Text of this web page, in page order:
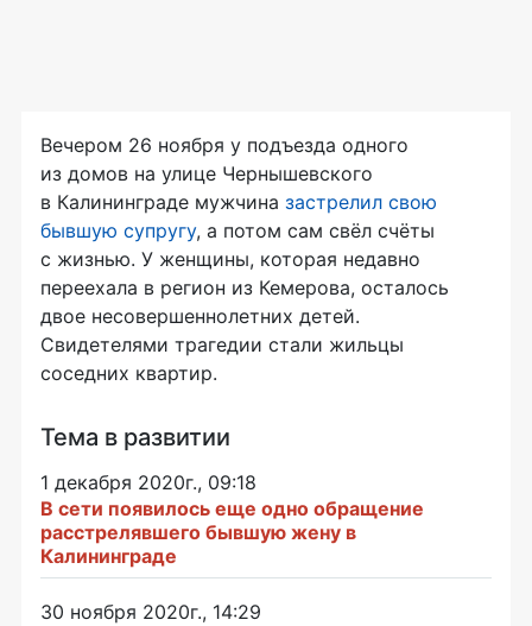
Вечером 26 ноября у подъезда одного
из домов на улице Чернышевского
в Калининграде мужчина застрелил свою
бывшую супругу, а потом сам свёл счёты
с жизнью. У женщины, которая недавно
переехала в регион из Кемерова, осталось
двое несовершеннолетних детей.
Свидетелями трагедии стали жильцы
соседних квартир.
Тема в развитии
1 декабря 2020г., 09:18
В сети появилось еще одно обращение
расстрелявшего бывшую жену в
Калининграде
30 ноября 2020г., 14:29